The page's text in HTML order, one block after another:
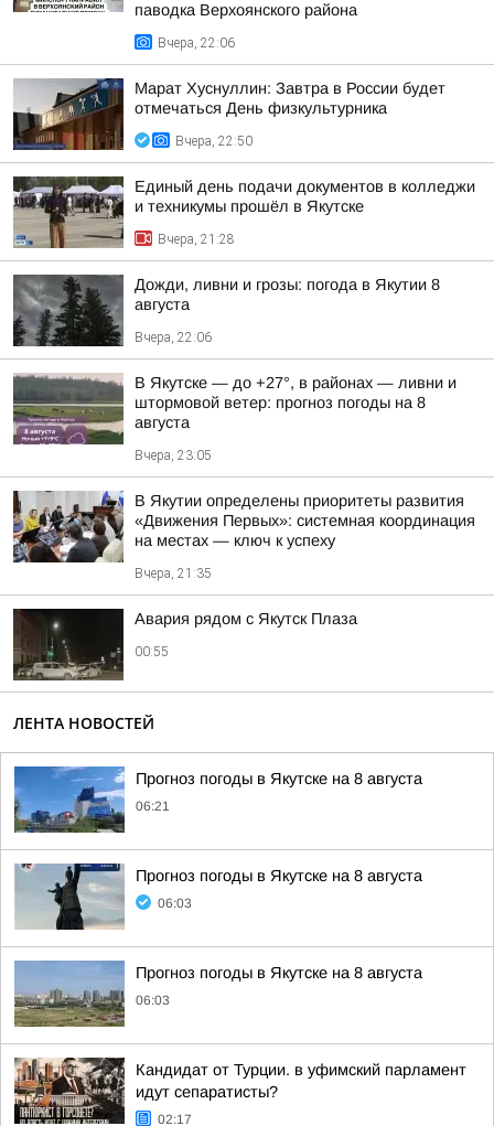
паводка Верхоянского района
Вчера, 22:06
Марат Хуснуллин: Завтра в России будет
отмечаться День физкультурника
Вчера, 22:50
Единый день подачи документов в колледжи
и техникумы прошёл в Якутске
Вчера, 21:28
Дожди, ливни и грозы: погода в Якутии 8
августа
Вчера, 22:06
В Якутске — до +27°, в районах — ливни и
штормовой ветер: прогноз погоды на 8
августа
Вчера, 23:05
В Якутии определены приоритеты развития
«Движения Первых»: системная координация
на местах — ключ к успеху
Вчера, 21:35
Авария рядом с Якутск Плаза
00:55
ЛЕНТА НОВОСТЕЙ
Прогноз погоды в Якутске на 8 августа
06:21
Прогноз погоды в Якутске на 8 августа
06:03
Прогноз погоды в Якутске на 8 августа
06:03
Кандидат от Турции. в уфимский парламент
идут сепаратисты?
02:17